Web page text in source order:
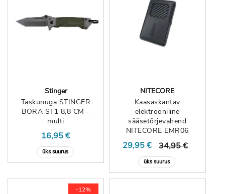
Stinger
Taskunuga STINGER
BORA ST1 8,8 CM -
multi
16,95 €
üks suurus
NITECORE
Kaasaskantav
elektrooniline
sääsetõrjevahend
NITECORE EMR06
29,95 € 34,95 €
üks suurus
-12%